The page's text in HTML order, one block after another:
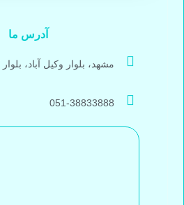
آدرس ما
مشهد، بلوار وکیل آباد،
051-38833888